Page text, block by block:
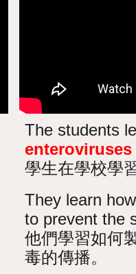
The students
enteroviruses
學生在學校學
They learn
to prevent the
他們學習如何
毒的傳播。